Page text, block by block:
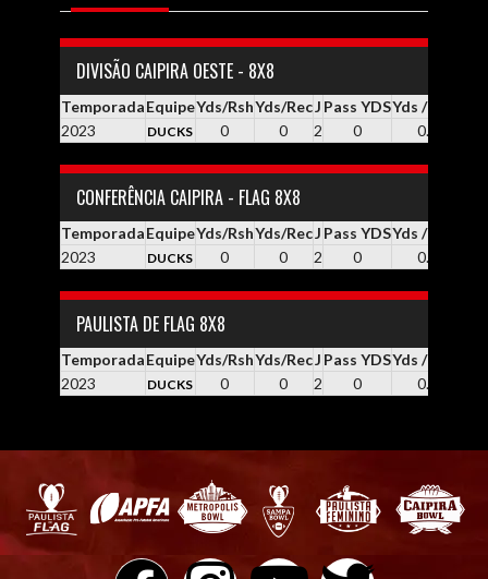
DIVISÃO CAIPIRA OESTE - 8X8
TemporadaEquipeYds/RshYds/RecJ Pass YDSYds / Pass
2023
DUCKS 0 0 2 0 0.0
CONFERÊNCIA CAIPIRA - FLAG 8X8
TemporadaEquipeYds/RshYds/RecJ Pass YDSYds / Pass
2023
DUCKS 0 0 2 0 0.0
PAULISTA DE FLAG 8X8
TemporadaEquipeYds/RshYds/RecJ Pass YDSYds / Pass
2023
DUCKS 0 0 2 0 0.0